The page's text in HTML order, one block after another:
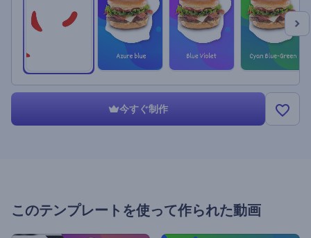
今すぐ制作
このテンプレートを使って作られた動画